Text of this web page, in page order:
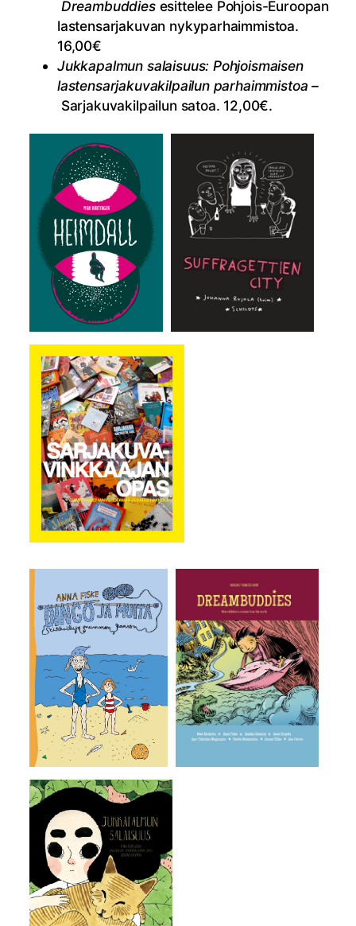
Dreambuddiesesittelee Pohjois-Euroopan
lastensarjakuvan nykyparhaimmistoa.
16,00€
Jukkapalmun salaisuus: Pohjoismaisen
lastensarjakuvakilpailun parhaimmistoa –
Sarjakuvakilpailun satoa. 12,00€.